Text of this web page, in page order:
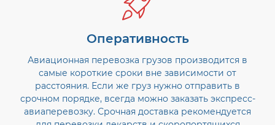
Оперативность
Авиационная перевозка грузов производится в
самые короткие сроки вне зависимости от
расстояния. Если же груз нужно отправить в
срочном порядке, всегда можно заказать экспресс-
авиаперевозку. Срочная доставка рекомендуется